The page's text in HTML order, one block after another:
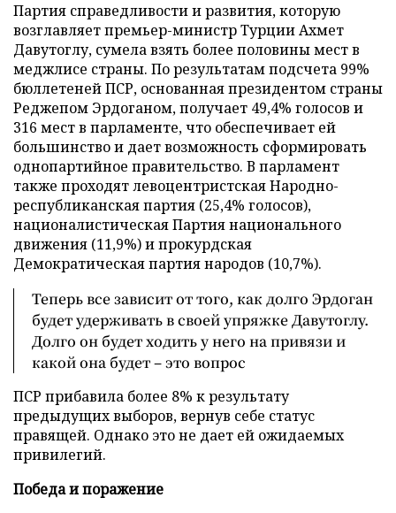
Партия справедливости и развития, которую
возглавляет премьер-министр Турции Ахмет
Давутоглу, сумела взять более половины мест в
меджлисе страны. По результатам подсчета 99%
бюллетеней ПСР, основанная президентом страны
Реджепом Эрдоганом, получает 49,4% голосов и
316 мест в парламенте, что обеспечивает ей
большинство и дает возможность сформировать
однопартийное правительство. В парламент
также проходят левоцентристская Народно-
республиканская партия (25,4% голосов),
националистическая Партия национального
движения (11,9%) и прокурдская
Демократическая партия народов (10,7%).
Теперь все зависит от того, как долго Эрдоган
будет удерживать в своей упряжке Давутоглу.
Долго он будет ходить у него на привязи и
какой она будет – это вопрос
ПСР прибавила более 8% к результату
предыдущих выборов, вернув себе статус
правящей. Однако это не дает ей ожидаемых
привилегий.
Победа и поражение